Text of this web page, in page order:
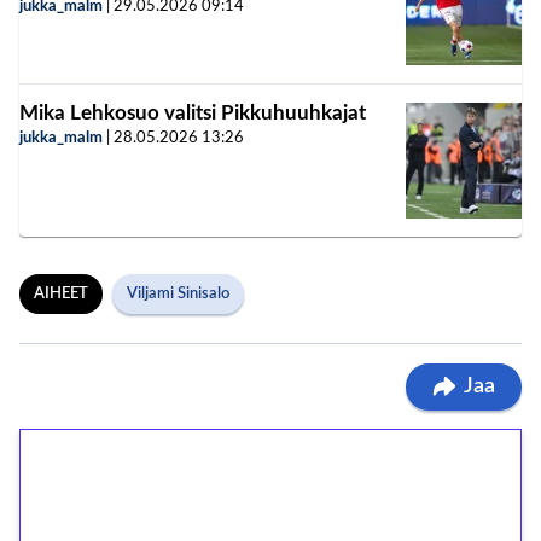
jukka_malm 29.05.2026 09:14
Mika Lehkosuo valitsi Pikkuhuuhkajat
jukka_malm 28.05.2026 13:26
AIHEET Viljami Sinisalo
Jaa